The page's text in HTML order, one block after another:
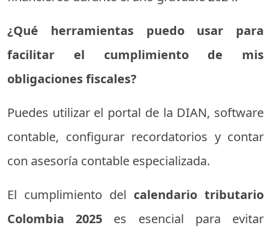
¿Qué herramientas puedo usar para
facilitar el cumplimiento de mis
obligacionesfiscales?
Puedes utilizar el portal de la DIAN, software
contable, configurar recordatorios y contar
con asesoría contable especializada.
El cumplimiento del calendario tributario
Colombia2025 es esencial para evitar